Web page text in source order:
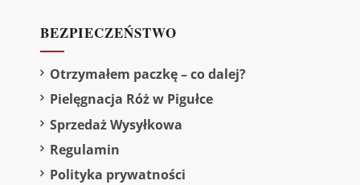
BEZPIECZEŃSTWO
Otrzymałem paczkę – co dalej?
Pielęgnacja Róż w Pigułce
Sprzedaż Wysyłkowa
Regulamin
Polityka prywatności